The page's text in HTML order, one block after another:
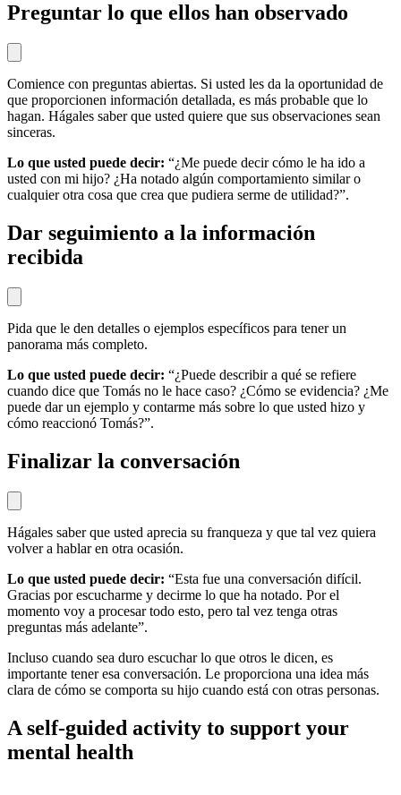
Preguntar lo que ellos han observado
Comience con preguntas abiertas. Si usted les da la oportunidad de
que proporcionen información detallada, es más probable que lo
hagan. Hágales saber que usted quiere que sus observaciones sean
sinceras.
Lo que usted puede decir: “¿Me puede decir cómo le ha ido a
usted con mi hijo? ¿Ha notado algún comportamiento similar o
cualquier otra cosa que crea que pudiera serme de utilidad?”.
Dar seguimiento a la información
recibida
Pida que le den detalles o ejemplos específicos para tener un
panorama más completo.
Lo que usted puede decir: “¿Puede describir a qué se refiere
cuando dice que Tomás no le hace caso? ¿Cómo se evidencia? ¿Me
puede dar un ejemplo y contarme más sobre lo que usted hizo y
cómo reaccionó Tomás?”.
Finalizar la conversación
Hágales saber que usted aprecia su franqueza y que tal vez quiera
volver a hablar en otra ocasión.
Lo que usted puede decir: “Esta fue una conversación difícil.
Gracias por escucharme y decirme lo que ha notado. Por el
momento voy a procesar todo esto, pero tal vez tenga otras
preguntas más adelante”.
Incluso cuando sea duro escuchar lo que otros le dicen, es
importante tener esa conversación. Le proporciona una idea más
clara de cómo se comporta su hijo cuando está con otras personas.
A self-guided activity to support your
mental health